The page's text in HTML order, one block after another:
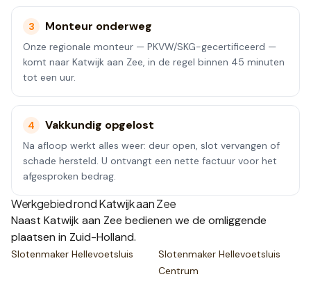
3 Monteur onderweg
Onze regionale monteur — PKVW/SKG-gecertificeerd —
komt naar Katwijk aan Zee, in de regel binnen 45 minuten
tot een uur.
4 Vakkundig opgelost
Na afloop werkt alles weer: deur open, slot vervangen of
schade hersteld. U ontvangt een nette factuur voor het
afgesproken bedrag.
Werkgebied rondKatwijk aan Zee
Naast Katwijk aan Zee bedienen we de omliggende
plaatsen in Zuid-Holland.
Slotenmaker Hellevoetsluis Slotenmaker Hellevoetsluis
Centrum